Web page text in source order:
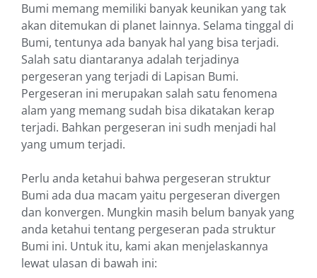
Bumi memang memiliki banyak keunikan yang tak
akan ditemukan di planet lainnya. Selama tinggal di
Bumi, tentunya ada banyak hal yang bisa terjadi.
Salah satu diantaranya adalah terjadinya
pergeseran yang terjadi di Lapisan Bumi.
Pergeseran ini merupakan salah satu fenomena
alam yang memang sudah bisa dikatakan kerap
terjadi. Bahkan pergeseran ini sudh menjadi hal
yang umum terjadi.
Perlu anda ketahui bahwa pergeseran struktur
Bumi ada dua macam yaitu pergeseran divergen
dan konvergen. Mungkin masih belum banyak yang
anda ketahui tentang pergeseran pada struktur
Bumi ini. Untuk itu, kami akan menjelaskannya
lewat ulasan di bawah ini: